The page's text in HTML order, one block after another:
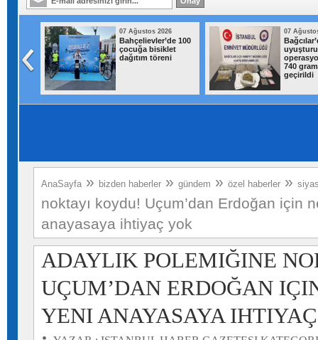
07 Ağustos 2026
Bahçelievler’de 100
çocuğa bisiklet
dağıtım töreni
07
740
geçirildi
AnaSayfa » bizden haberler » gündem » özel haberler »
noktayı koydu! Uçum’dan Erdoğan için
anayasaya ihtiyaç yok
ADAYLIK POLEMIĞINE
UÇUM’DAN ERDOĞAN
YENI ANAYASAYA